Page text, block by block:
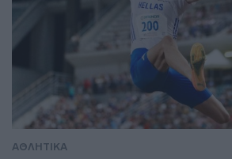
ΑΘΛΗΤΙΚΑ